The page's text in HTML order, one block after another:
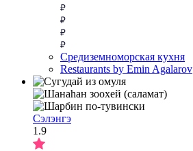
Средиземноморская кухня
Restaurants by Emin Agalarov
Сэлэнгэ
1.9